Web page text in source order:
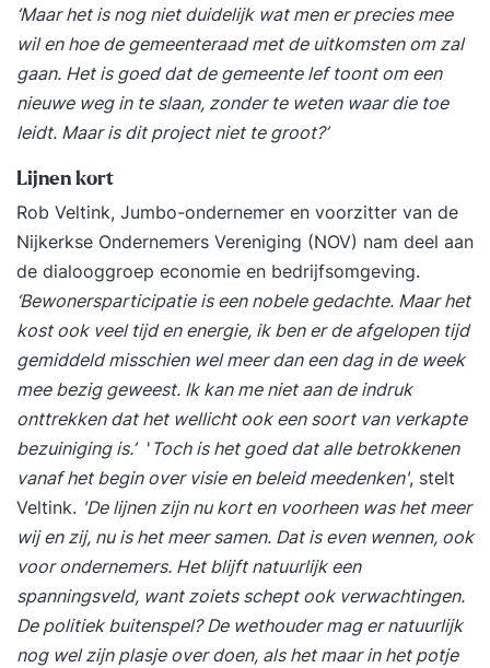
‘Maar het is nog niet duidelijk wat men er precies mee
wil en hoe de gemeenteraad met de uitkomsten om zal
gaan. Het is goed dat de gemeente lef toont om een
nieuwe weg in te slaan, zonder te weten waar die toe
leidt. Maar is dit project niet te groot?’
Lijnen kort
Rob Veltink, Jumbo-ondernemer en voorzitter van de
Nijkerkse Ondernemers Vereniging (NOV) nam deel aan
de dialooggroep economie en bedrijfsomgeving.
‘Bewonersparticipatie is een nobele gedachte. Maar het
kost ook veel tijd en energie, ik ben er de afgelopen tijd
gemiddeld misschien wel meer dan een dag in de week
mee bezig geweest. Ik kan me niet aan de indruk
onttrekken dat het wellicht ook een soort van verkapte
bezuiniging is.’' Toch is het goed dat alle betrokkenen
vanaf het begin over visie en beleid meedenken', stelt
Veltink. 'De lijnen zijn nu kort en voorheen was het meer
wij en zij, nu is het meer samen. Dat is even wennen, ook
voor ondernemers. Het blijft natuurlijk een
spanningsveld, want zoiets schept ook verwachtingen.
De politiek buitenspel? De wethouder mag er natuurlijk
nog wel zijn plasje over doen, als het maar in het potje